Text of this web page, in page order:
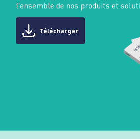
l’ensemble de nos produits et
Télécharger